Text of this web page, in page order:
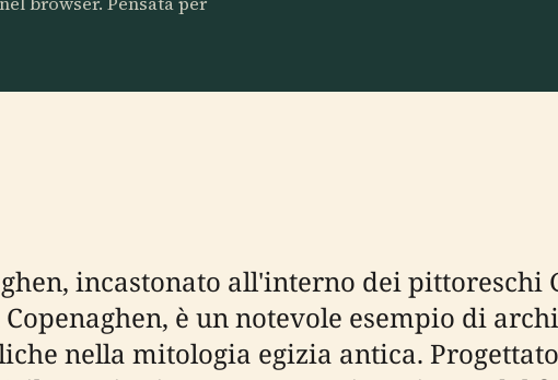
incastonato all'interno dei
è un notevole esempio di
nella mitologia egizia antica.